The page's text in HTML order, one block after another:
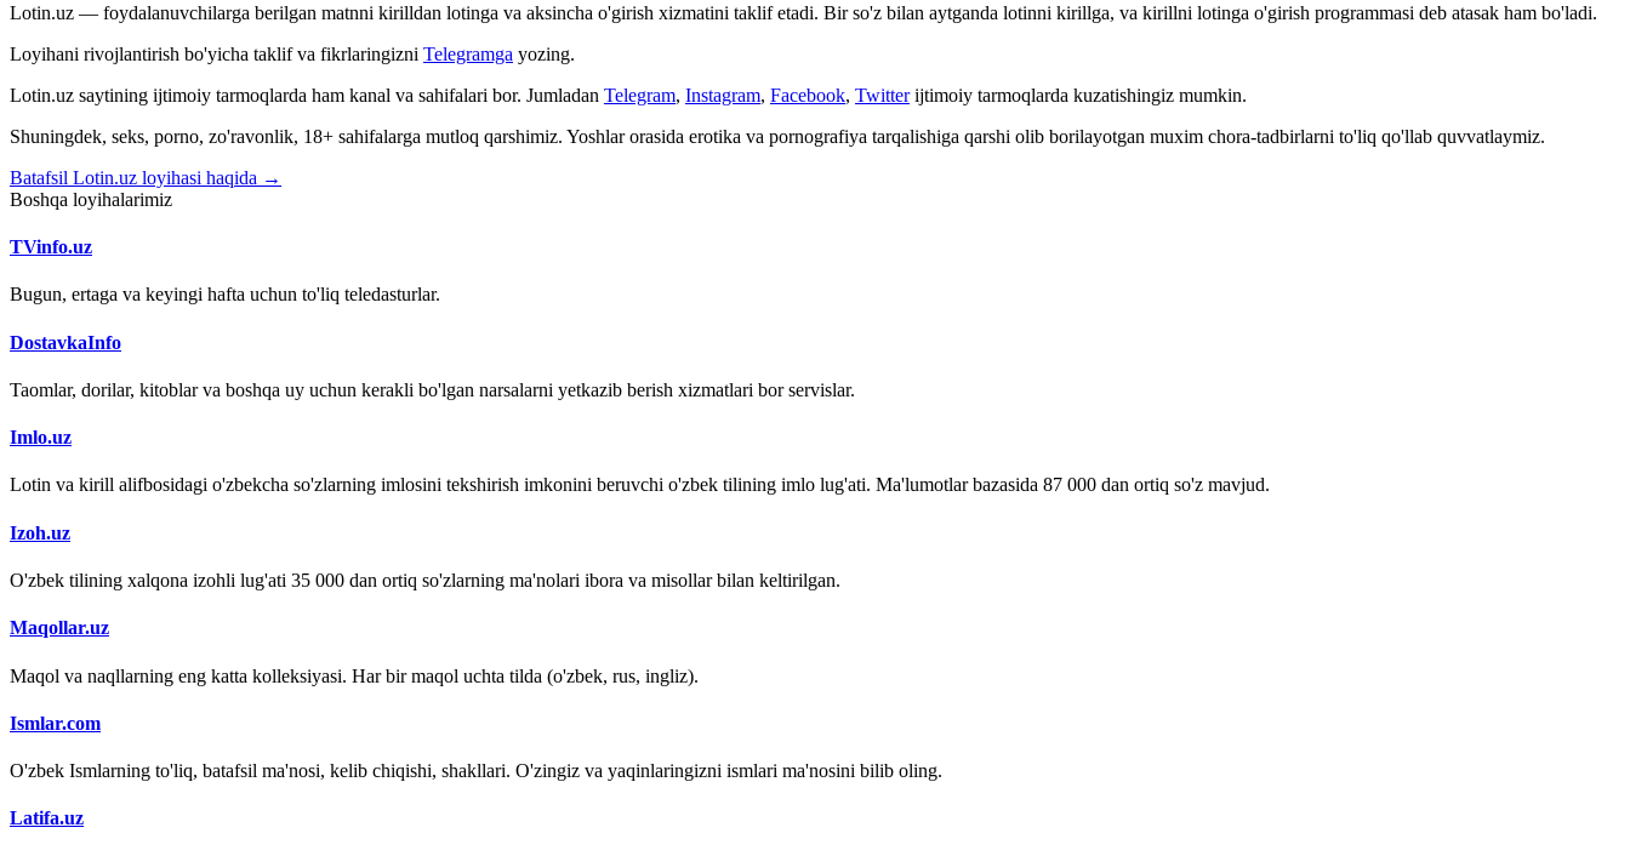
Lotin.uz — foydalanuvchilarga berilgan matnni kirilldan lotinga va aksincha o'girish xizmatini taklif etadi. Bir so'z bilan aytganda lotinni kirillga, va kirillni lotinga o'girish programmasi deb atasak ham bo'ladi.
Loyihani rivojlantirish bo'yicha taklif va fikrlaringizni Telegramga yozing.
Lotin.uz saytining ijtimoiy tarmoqlarda ham kanal va sahifalari bor. Jumladan Telegram, Instagram, Facebook, Twitter ijtimoiy tarmoqlarda kuzatishingiz mumkin.
Shuningdek, seks, porno, zo'ravonlik, 18+ sahifalarga mutloq qarshimiz. Yoshlar orasida erotika va pornografiya tarqalishiga qarshi olib borilayotgan muxim chora-tadbirlarni to'liq qo'llab quvvatlaymiz.
Batafsil Lotin.uz loyihasi haqida →
Boshqa loyihalarimiz
TVinfo.uz
Bugun, ertaga va keyingi hafta uchun to'liq teledasturlar.
DostavkaInfo
Taomlar, dorilar, kitoblar va boshqa uy uchun kerakli bo'lgan narsalarni yetkazib berish xizmatlari bor servislar.
Imlo.uz
Lotin va kirill alifbosidagi o'zbekcha so'zlarning imlosini tekshirish imkonini beruvchi o'zbek tilining imlo lug'ati. Ma'lumotlar bazasida 87 000 dan ortiq so'z mavjud.
Izoh.uz
O'zbek tilining xalqona izohli lug'ati 35 000 dan ortiq so'zlarning ma'nolari ibora va misollar bilan keltirilgan.
Maqollar.uz
Maqol va naqllarning eng katta kolleksiyasi. Har bir maqol uchta tilda (o'zbek, rus, ingliz).
Ismlar.com
O'zbek Ismlarning to'liq, batafsil ma'nosi, kelib chiqishi, shakllari. O'zingiz va yaqinlaringizni ismlari ma'nosini bilib oling.
Latifa.uz